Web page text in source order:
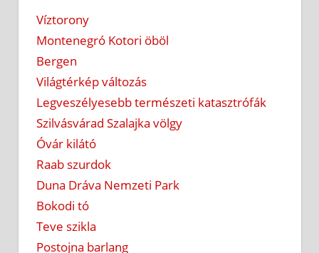
Víztorony
Montenegró Kotori öböl
Bergen
Világtérkép változás
Legveszélyesebb természeti katasztrófák
Szilvásvárad Szalajka völgy
Óvár kilátó
Raab szurdok
Duna Dráva Nemzeti Park
Bokodi tó
Teve szikla
Postojna barlang